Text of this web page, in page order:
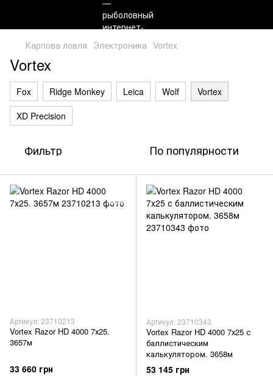
Карпова ловля Электроника Vortex
Vortex
Fox Ridge Monkey Leica Wolf
Vortex
XD Precision
Фильтр По популярности
Артикул: 23710213
Vortex Razor HD 4000 7х25.
3657м
33 660 грн
Артикул: 23710343
Vortex Razor HD 4000 7х25 с
баллистическим
калькулятором. 3658м
53 145 грн